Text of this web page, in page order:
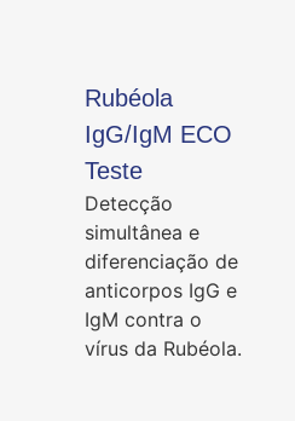
Rubéola
IgG/IgM ECO
Teste
Detecção
simultânea e
diferenciação de
anticorpos IgG e
IgM contra o
vírus da Rubéola.